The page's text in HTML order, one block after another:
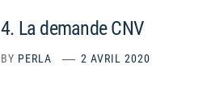
4. La demande CNV
BY PERLA 2 AVRIL 2020